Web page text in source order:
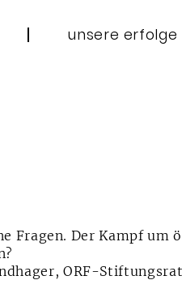
unsere erfolge
Fragen. Der Kampf
ORF-